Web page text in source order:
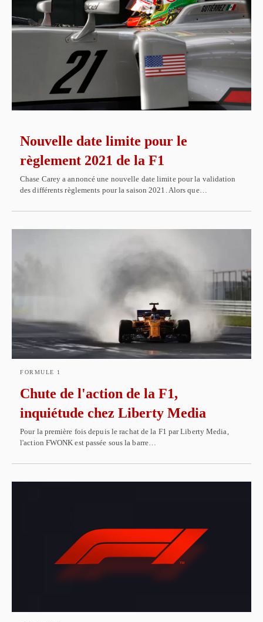
Nouvelle date limite pour le
règlement 2021 de la F1
Chase Carey a annoncé une nouvelle date limite pour la validation
des différents règlements pour la saison 2021. Alors que…
FORMULE 1
Chute de l'action de la F1,
inquiétude chez Liberty Media
Pour la première fois depuis le rachat de la F1 par Liberty Media,
l'action FWONK est passée sous la barre…